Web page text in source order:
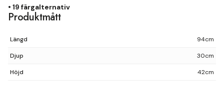
• 19 färgalternativ
Produktmått
Längd 94cm
Djup 30cm
Höjd 42cm